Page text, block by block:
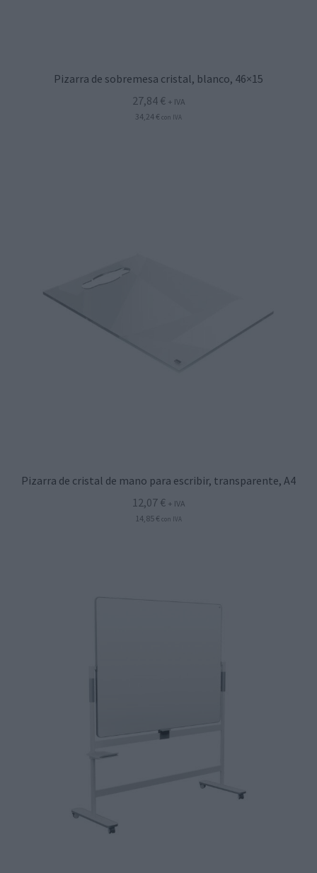
Pizarra de sobremesa cristal, blanco, 46×15
27,84 € + IVA
34,24 € con IVA
Pizarra de cristal de mano para escribir, transparente, A4
12,07 € + IVA
14,85 € con IVA